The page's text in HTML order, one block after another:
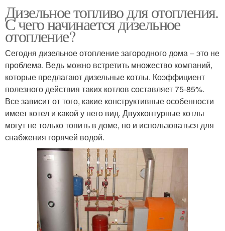
Дизельное топливо для отопления.
С чего начинается дизельное
отопление?
Сегодня дизельное отопление загородного дома – это не
проблема. Ведь можно встретить множество компаний,
которые предлагают дизельные котлы. Коэффициент
полезного действия таких котлов составляет 75-85%.
Все зависит от того, какие конструктивные особенности
имеет котел и какой у него вид. Двухконтурные котлы
могут не только топить в доме, но и использоваться для
снабжения горячей водой.